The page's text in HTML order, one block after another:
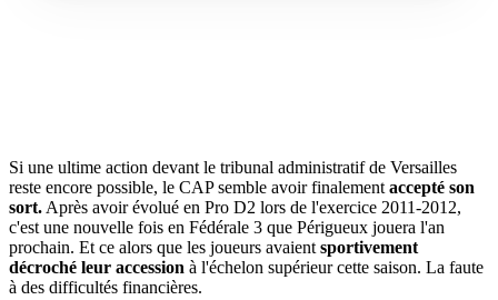
Si une ultime action devant le tribunal administratif de Versailles
reste encore possible, le CAPsemble avoir finalement accepté son
sort. Après avoir évolué en Pro D2 lors de l'exercice 2011-2012,
c'est une nouvelle fois en Fédérale 3 que Périgueux jouera l'an
prochain. Et ce alors que les joueurs avaient sportivement
décroché leur accession à l'échelon supérieur cette saison. La faute
à des difficultés financières.